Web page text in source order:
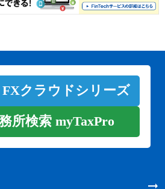
クラウドシリーズ
所検索 myTaxPro